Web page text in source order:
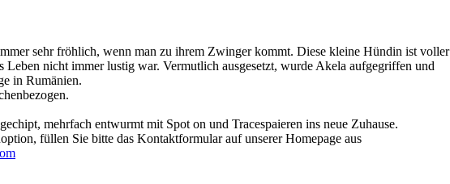
sehr fröhlich, wenn man zu ihrem Zwinger kommt. Diese kleine Hündin ist voller
Leben nicht immer lustig war. Vermutlich ausgesetzt, wurde Akela aufgegriffen und
in Rumänien.
mehrfach entwurmt mit Spot on und Tracespaieren ins neue Zuhause.
füllen Sie bitte das Kontaktformular auf unserer Homepage aus